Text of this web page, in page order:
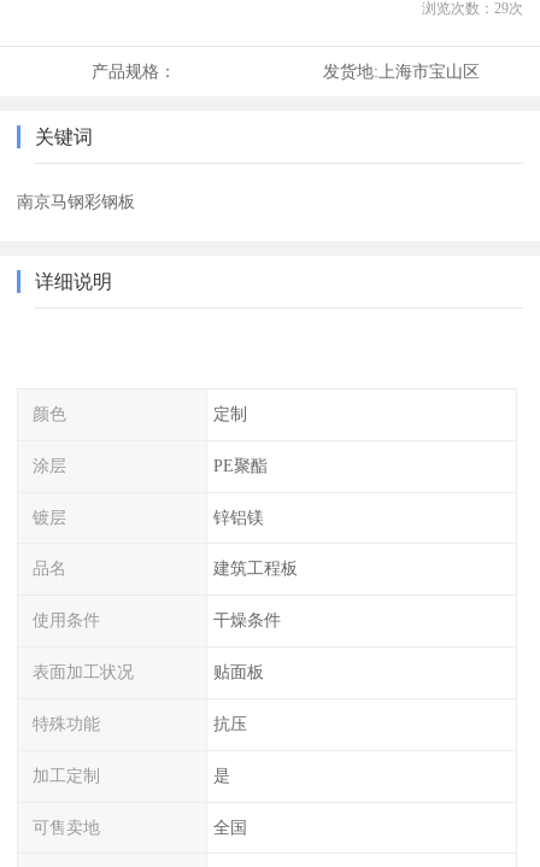
浏览次数： 29次
产品规格： 发货地: 上海市宝山区
关键词
南京马钢彩钢板
详细说明
颜色 定制
涂层 PE聚酯
镀层 锌铝镁
品名 建筑工程板
使用条件 干燥条件
表面加工状况 贴面板
特殊功能 抗压
加工定制 是
可售卖地 全国